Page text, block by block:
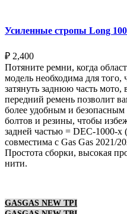
Усиленные стропы Long
₽ 2,400
Потяните ремни, когда
модель необходима для
затянуть заднюю часть
передний ремень позволит
более удобным и
болтов и резины, чтобы
задней частью = DEC-1000-x
совместима с Gas Gas 2021/
Простота сборки, высокая
нити.
GASGAS NEW TPI